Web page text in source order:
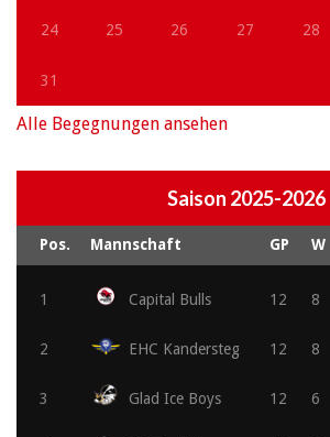
24 25 26 27 28
31
Alle Begegnungen ansehen
Saison 2025-2026
Pos. Mannschaft GP W
1 Capital Bulls 12 8
2 EHC Kandersteg 12 8
3 Glad Ice Boys 12 6